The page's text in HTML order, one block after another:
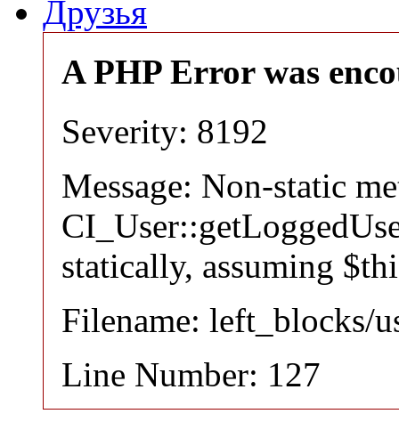
Друзья
A PHP Error was
Severity: 8192
Message: Non-static
statically, assuming
Filename: left_blocks/
Line Number: 127